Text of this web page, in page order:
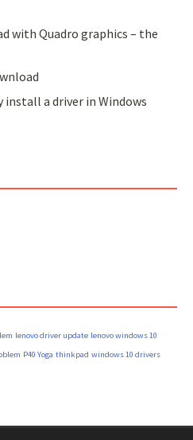
with Quadro graphics – the
a driver in Windows
lenovo driver update lenovo windows 10
P40 Yoga thinkpad windows 10 drivers